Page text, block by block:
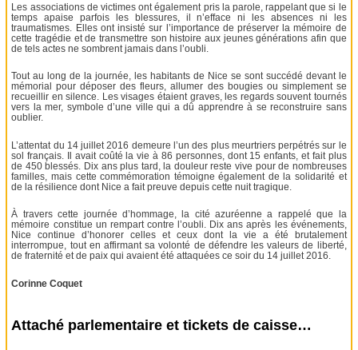
Les associations de victimes ont également pris la parole, rappelant que si le
temps apaise parfois les blessures, il n’efface ni les absences ni les
traumatismes. Elles ont insisté sur l’importance de préserver la mémoire de
cette tragédie et de transmettre son histoire aux jeunes générations afin que
de tels actes ne sombrent jamais dans l’oubli.
Tout au long de la journée, les habitants de Nice se sont succédé devant le
mémorial pour déposer des fleurs, allumer des bougies ou simplement se
recueillir en silence. Les visages étaient graves, les regards souvent tournés
vers la mer, symbole d’une ville qui a dû apprendre à se reconstruire sans
oublier.
L’attentat du 14 juillet 2016 demeure l’un des plus meurtriers perpétrés sur le
sol français. Il avait coûté la vie à 86 personnes, dont 15 enfants, et fait plus
de 450 blessés. Dix ans plus tard, la douleur reste vive pour de nombreuses
familles, mais cette commémoration témoigne également de la solidarité et
de la résilience dont Nice a fait preuve depuis cette nuit tragique.
À travers cette journée d’hommage, la cité azuréenne a rappelé que la
mémoire constitue un rempart contre l’oubli. Dix ans après les événements,
Nice continue d’honorer celles et ceux dont la vie a été brutalement
interrompue, tout en affirmant sa volonté de défendre les valeurs de liberté,
de fraternité et de paix qui avaient été attaquées ce soir du 14 juillet 2016.
Corinne Coquet
Attaché parlementaire et tickets de caisse…